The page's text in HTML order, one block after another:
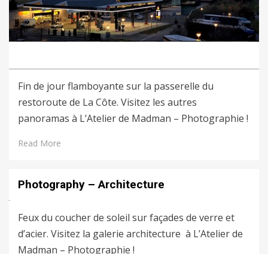
Fin de jour flamboyante sur la passerelle du
restoroute de La Côte. Visitez les autres
panoramas à L’Atelier de Madman – Photographie !
Read More
Photography – Architecture
Feux du coucher de soleil sur façades de verre et
d’acier. Visitez la galerie architecture à L’Atelier de
Madman – Photographie !